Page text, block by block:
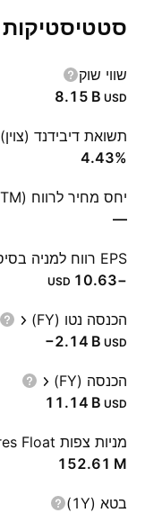
סטטיסטיקות
שווי שוק
‪8.15 B‬ USD
תשואת דיבידנד (צוין)
4.43%
יחס מחיר לרווח (TTM)
—
EPS רווח למניה בסיסי (TTM)
−10.63
USD
הכנסה נטו (FY)
‪−2.14 B‬ USD
הכנסה (FY)
‪11.14 B‬ USD
מניות צפות Shares Float
‪152.61 M‬
בטא (1Y)